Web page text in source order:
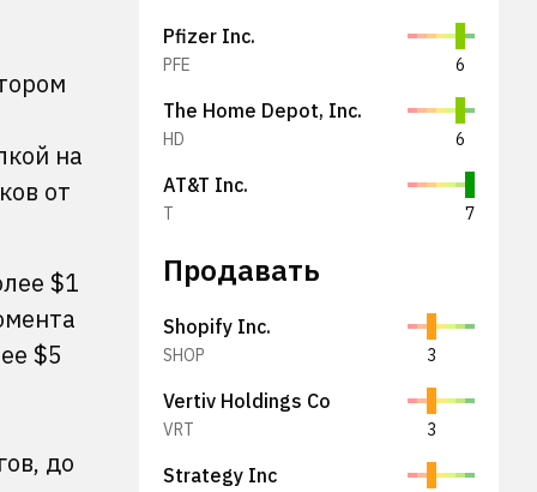
на
от
$1
$5
до
Pfizer Inc.
PFE 6
The Home Depot, Inc.
HD 6
AT&T Inc.
T 7
Продавать
Shopify Inc.
SHOP 3
Vertiv Holdings Co
VRT 3
Strategy Inc